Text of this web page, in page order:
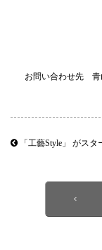
お問い合わせ先 青
「工藝Style」 がスタ